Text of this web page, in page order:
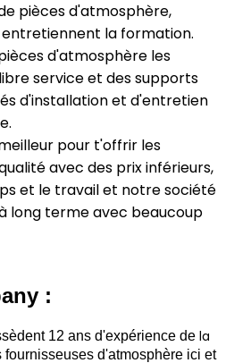
pièces d'atmosphère,
la formation.
d'atmosphère les
service et des supports
d'installation et d'entretien
pour t'offrir les
avec des prix inférieurs,
et le travail et notre société
long terme avec beaucoup
:
12 ans d'expérience de la
d'atmosphère ici et